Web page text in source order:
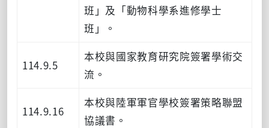
班」及「動物科學系進修學士
班」。
114.9.5
本校與國家教育研究院簽署學術交
流。
114.9.16
本校與陸軍軍官學校簽署策略聯盟
協議書。